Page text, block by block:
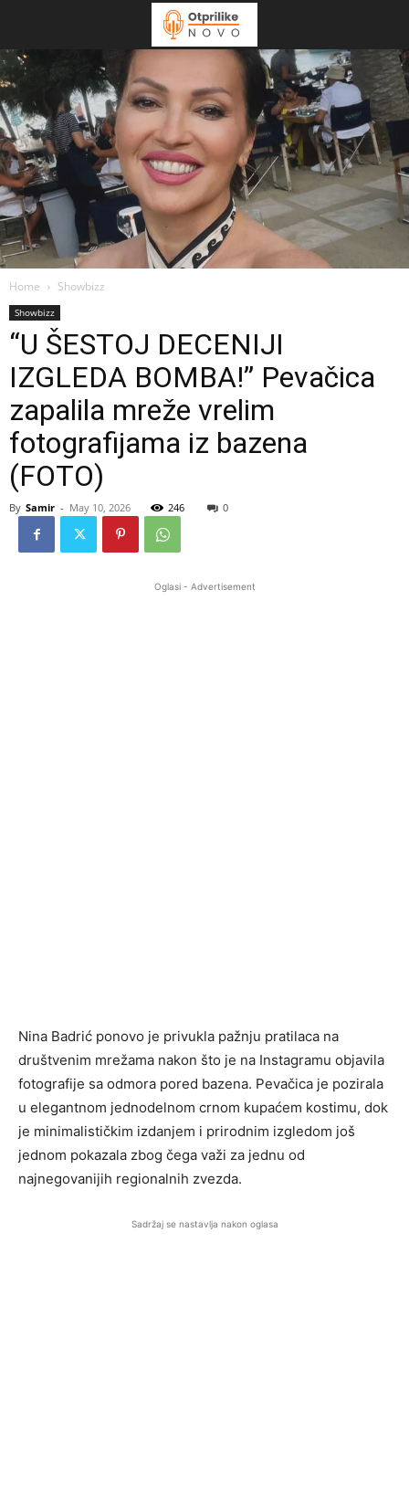
Home Showbizz
Showbizz
“U ŠESTOJ DECENIJI
IZGLEDA BOMBA!” Pevačica
zapalila mreže vrelim
fotografijama iz bazena
(FOTO)
By Samir - May 10, 2026 246 0
Oglasi - Advertisement
Nina Badrić ponovo je privukla pažnju pratilaca na
društvenim mrežama nakon što je na Instagramu objavila
fotografije sa odmora pored bazena. Pevačica je pozirala
u elegantnom jednodelnom crnom kupaćem kostimu, dok
je minimalističkim izdanjem i prirodnim izgledom još
jednom pokazala zbog čega važi za jednu od
najnegovanijih regionalnih zvezda.
Sadržaj se nastavlja nakon oglasa